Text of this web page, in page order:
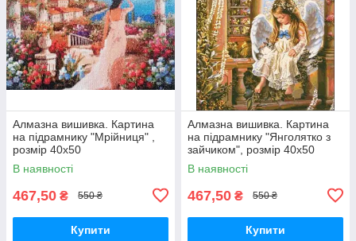
Алмазна вишивка. Картина
на підрамнику "Мрійниця" ,
розмір 40х50
В наявності
467,50 ₴ 550 ₴
Купити
Алмазна вишивка. Картина
на підрамнику "Янголятко з
зайчиком", розмір 40х50
В наявності
467,50 ₴ 550 ₴
Купити